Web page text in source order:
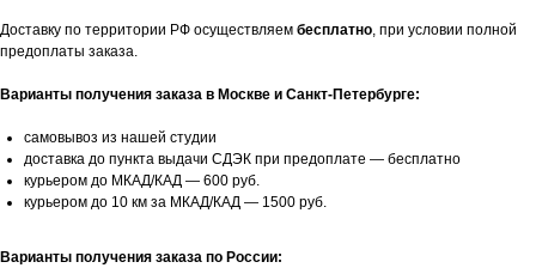
Доставку по территории РФ осуществляем бесплатно, при условии полной
предоплаты заказа.
Варианты получения заказа в Москве и Санкт-Петербурге:
самовывоз из нашей студии
доставка до пункта выдачи СДЭК при предоплате — бесплатно
курьером до МКАД/КАД — 600 руб.
курьером до 10 км за МКАД/КАД — 1500 руб.
Варианты получения заказа по России: